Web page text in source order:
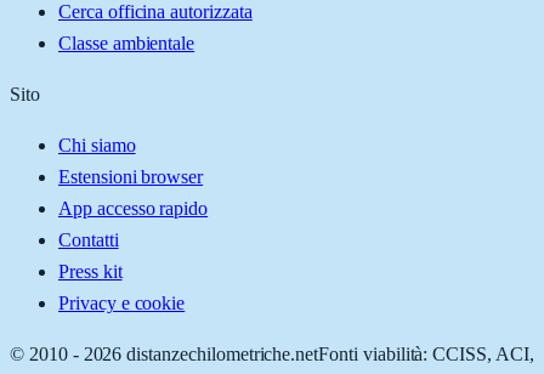
Cerca officina autorizzata
Classe ambientale
Sito
Chi siamo
Estensioni browser
App accesso rapido
Contatti
Press kit
Privacy e cookie
© 2010 - 2026 distanzechilometriche.netFonti viabilità: CCISS, ACI,